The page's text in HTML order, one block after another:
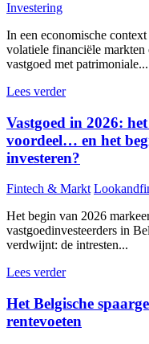
Investering
In een economische
volatiele financiële
vastgoed met patrimoniale...
Lees verder
Vastgoed in 2026:
voordeel… en het
investeren?
Fintech & Markt
Het begin van 2026
vastgoedinvesteerders in
verdwijnt: de intresten...
Lees verder
Het Belgische
rentevoeten